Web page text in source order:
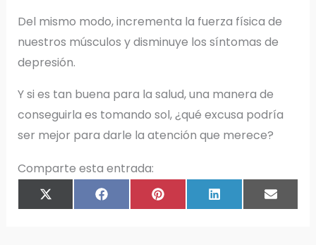
Del mismo modo, incrementa la fuerza física de
nuestros músculos y disminuye los síntomas de
depresión.
Y si es tan buena para la salud, una manera de
conseguirla es tomando sol, ¿qué excusa podría
ser mejor para darle la atención que merece?
Comparte esta entrada:
COMPARTIR
EN
X
T
COMPARTIR
F
C
COMPARTIR
P
N
COMPARTIR
EN
L
N
E
A